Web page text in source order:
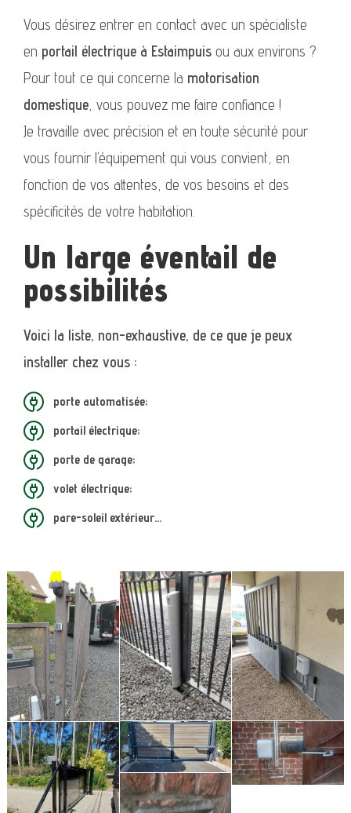
Vous désirez entrer en contact avec un spécialiste
en portail électrique à Estaimpuis ou aux environs ?
Pour tout ce qui concerne la motorisation
domestique , vous pouvez me faire confiance !
Je travaille avec précision et en toute sécurité pour
vous fournir l’équipement qui vous convient, en
fonction de vos attentes, de vos besoins et des
spécificités de votre habitation.
Un large éventail de
possibilités
Voici la liste, non-exhaustive, de ce que je peux
installer chez vous :
porte automatisée;
portail électrique;
porte de garage;
volet électrique;
pare-soleil extérieur…